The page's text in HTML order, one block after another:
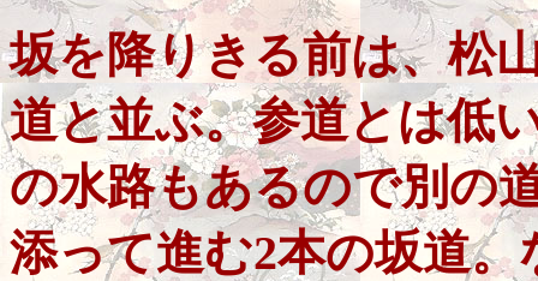
坂を降りきる前は、松
道と並ぶ。参道とは低
の水路もあるので別の
添って進む2本の坂道